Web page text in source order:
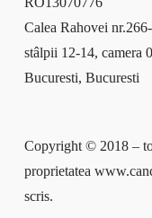
Calea Rahovei
stâlpii 12-14, camera
Bucuresti, Bucuresti
Copyright © 2018 –
proprietatea
scris.